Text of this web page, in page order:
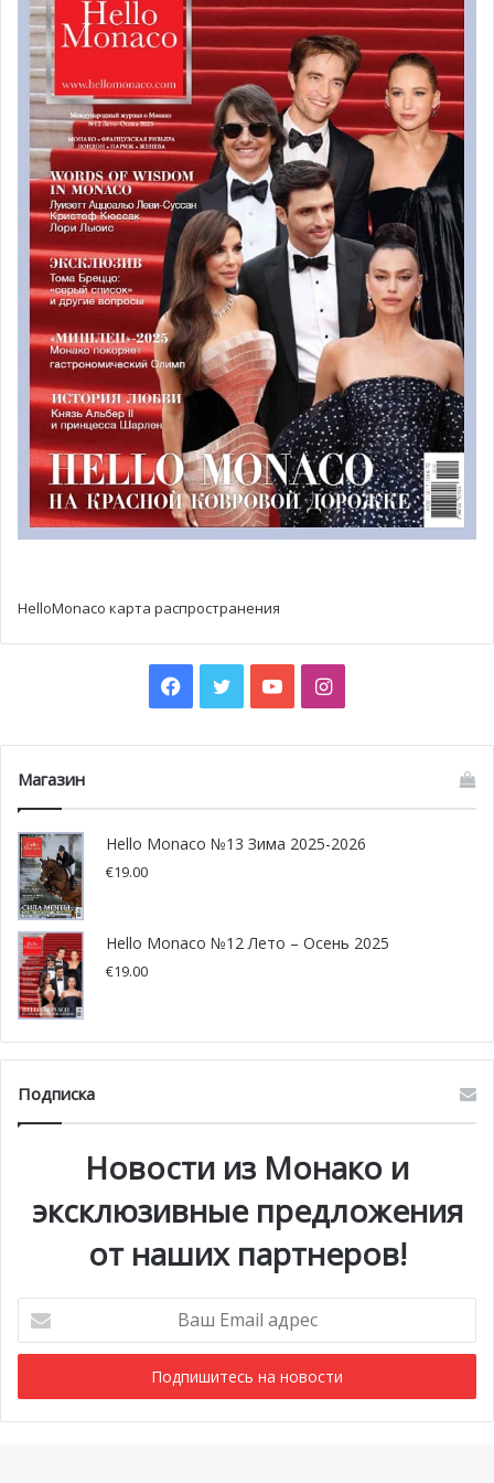
принц Альберт II и принцесса Шарлин в платье Ralph Lauren
сумка Kelly от Hermes, названная в честь принцессы Грейс
HelloMonaco карта распространения
Facebook
TwitterYouTubeInstagram
Магазин
Hello Monaco №13 Зима 2025-2026
€19.00
Hello Monaco №12 Лето – Осень 2025
€19.00
Подписка
Новости из Монако и
эксклюзивные предложения
от наших партнеров!
Email
адрес